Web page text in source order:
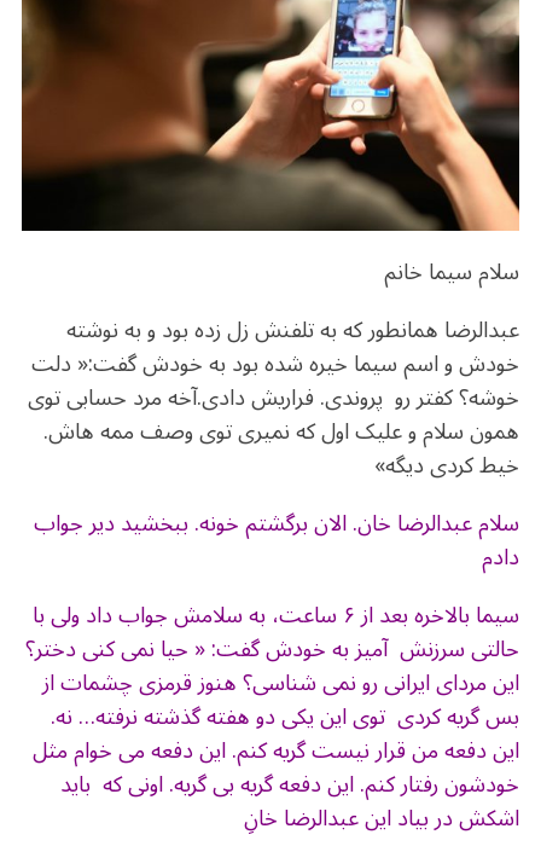
ook
m p
p
سلام سیما خانم
عبدالرضا همانطور که به تلفنش زل زده بود و به نوشته
خودش و اسم سیما خیره شده بود به خودش گفت:« دلت
خوشه؟ کفتر رو پروندی. فراریش دادی.آخه مرد حسابی توی
همون سلام و علیک اول که نمیری توی وصف ممه هاش.
خیط کردی دیگه»
سلام عبدالرضا خان. الان برگشتم خونه. ببخشید دیر جواب
دادم
سیما بالاخره بعد از ۶ ساعت، به سلامش جواب داد ولی با
حالتی سرزنش آمیز به خودش گفت: « حیا نمی کنی دختر؟
این مردای ایرانی رو نمی شناسی؟ هنوز قرمزی چشمات از
بس گریه کردی توی این یکی دو هفته گذشته نرفته… نه.
این دفعه من قرار نیست گریه کنم. این دفعه می خوام مثل
خودشون رفتار کنم. این دفعه گریه بی گریه. اونی که باید
اشکش در بیاد این عبدالرضا خانِ